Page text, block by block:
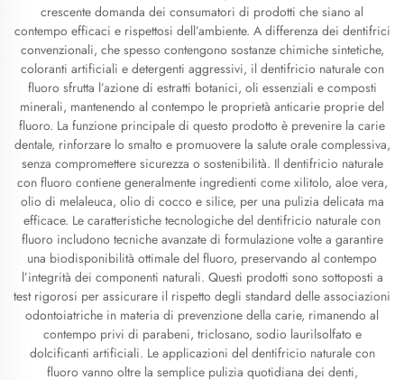
crescente domanda dei consumatori di prodotti che siano al
contempo efficaci e rispettosi dell’ambiente. A differenza dei dentifrici
convenzionali, che spesso contengono sostanze chimiche sintetiche,
coloranti artificiali e detergenti aggressivi, il dentifricio naturale con
fluoro sfrutta l’azione di estratti botanici, oli essenziali e composti
minerali, mantenendo al contempo le proprietà anticarie proprie del
fluoro. La funzione principale di questo prodotto è prevenire la carie
dentale, rinforzare lo smalto e promuovere la salute orale complessiva,
senza compromettere sicurezza o sostenibilità. Il dentifricio naturale
con fluoro contiene generalmente ingredienti come xilitolo, aloe vera,
olio di melaleuca, olio di cocco e silice, per una pulizia delicata ma
efficace. Le caratteristiche tecnologiche del dentifricio naturale con
fluoro includono tecniche avanzate di formulazione volte a garantire
una biodisponibilità ottimale del fluoro, preservando al contempo
l’integrità dei componenti naturali. Questi prodotti sono sottoposti a
test rigorosi per assicurare il rispetto degli standard delle associazioni
odontoiatriche in materia di prevenzione della carie, rimanendo al
contempo privi di parabeni, triclosano, sodio laurilsolfato e
dolcificanti artificiali. Le applicazioni del dentifricio naturale con
fluoro vanno oltre la semplice pulizia quotidiana dei denti,